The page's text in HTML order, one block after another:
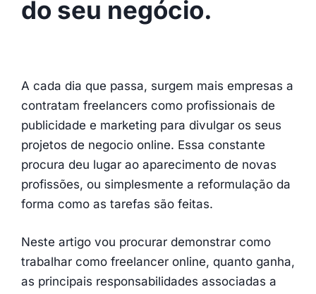
do seu negócio.
A cada dia que passa, surgem mais empresas a
contratam freelancers como profissionais de
publicidade e marketing para divulgar os seus
projetos de negocio online. Essa constante
procura deu lugar ao aparecimento de novas
profissões, ou simplesmente a reformulação da
forma como as tarefas são feitas.
Neste artigo vou procurar demonstrar como
trabalhar como freelancer online, quanto ganha,
as principais responsabilidades associadas a